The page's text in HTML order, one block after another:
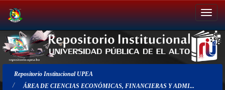
Salir
de
la
navegación
Repositorio Institucional UPEA
ÁREA DE CIENCIAS ECONÓMICAS, FINANCIERAS Y ADMI...